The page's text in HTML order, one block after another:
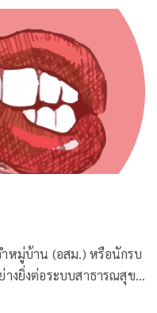
หมู่บ้าน (อสม.) หรือนักรบ
งยิ่งต่อระบบสาธารณสุข